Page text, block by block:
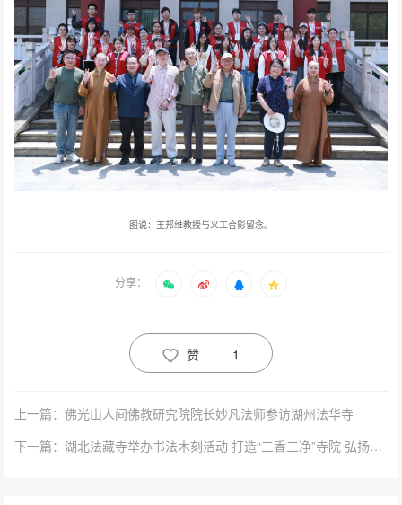
图说： 王邦维教授与义工合影留念。
分享：
赞 1
上一篇：佛光山人间佛教研究院院长妙凡法师参访湖州法华寺
下一篇：湖北法藏寺举办书法木刻活动 打造“三香三净”寺院 弘扬中华优秀传统文化